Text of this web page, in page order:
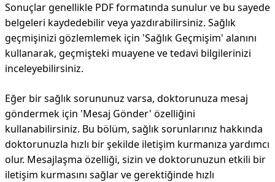
Sonuçlar genellikle PDF formatında sunulur ve bu sayede
belgeleri kaydedebilir veya yazdırabilirsiniz. Sağlık
geçmişinizi gözlemlemek için 'Sağlık Geçmişim' alanını
kullanarak, geçmişteki muayene ve tedavi bilgilerinizi
inceleyebilirsiniz.
Eğer bir sağlık sorununuz varsa, doktorunuza mesaj
göndermek için 'Mesaj Gönder' özelliğini
kullanabilirsiniz. Bu bölüm, sağlık sorunlarınız hakkında
doktorunuzla hızlı bir şekilde iletişim kurmanıza yardımcı
olur. Mesajlaşma özelliği, sizin ve doktorunuzun etkili bir
iletişim kurmasını sağlar ve gerektiğinde hızlı